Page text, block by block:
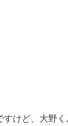
すけど、大野